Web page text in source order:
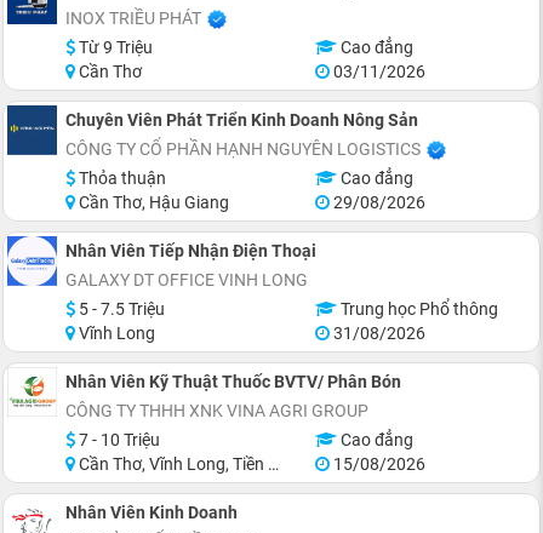
INOX TRIỀU PHÁT
Từ 9 Triệu
Cao đẳng
Cần Thơ
03/11/2026
Chuyên Viên Phát Triển Kinh Doanh Nông Sản
CÔNG TY CỔ PHẦN HẠNH NGUYÊN LOGISTICS
Thỏa thuận
Cao đẳng
Cần Thơ, Hậu Giang
29/08/2026
Nhân Viên Tiếp Nhận Điện Thoại
GALAXY DT OFFICE VINH LONG
5 - 7.5 Triệu
Trung học Phổ thông
Vĩnh Long
31/08/2026
Nhân Viên Kỹ Thuật Thuốc BVTV/ Phân Bón
CÔNG TY THHH XNK VINA AGRI GROUP
7 - 10 Triệu
Cao đẳng
Cần Thơ, Vĩnh Long, Tiền Giang
15/08/2026
Nhân Viên Kinh Doanh